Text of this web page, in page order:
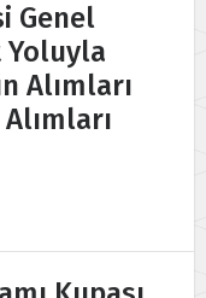
Genel
Alımları